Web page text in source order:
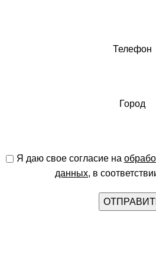
Телефон
Город
Я даю свое согласие на
данных, в